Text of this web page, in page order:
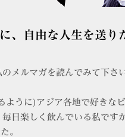
、自由な人生を送り
メルマガを読んでみて下さい
ように)アジア各地で好きな
日楽しく飲んでいる私です
。